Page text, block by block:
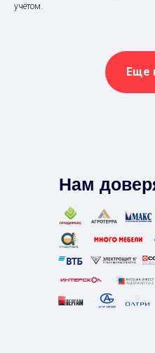
учётом.
Еще
Нам